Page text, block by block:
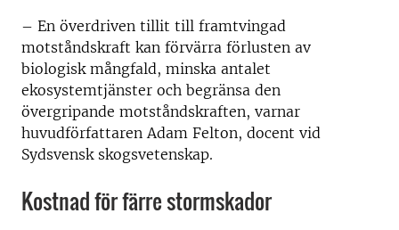
– En överdriven tillit till framtvingad
motståndskraft kan förvärra förlusten av
biologisk mångfald, minska antalet
ekosystemtjänster och begränsa den
övergripande motståndskraften, varnar
huvudförfattaren Adam Felton, docent vid
Sydsvensk skogsvetenskap.
Kostnad för färre stormskador